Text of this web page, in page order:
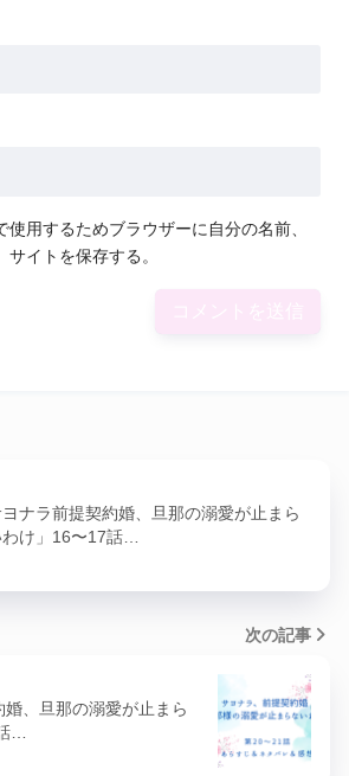
使用するためブラウザーに自分の名前、
サイトを保存する。
ヨナラ前提契約婚、旦那の溺愛が止まら
け」16〜17話…
次の記事
婚、旦那の溺愛が止まら
…